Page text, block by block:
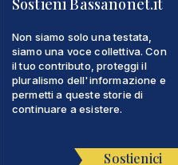
Sostieni Bassanonet.it
Non siamo solo una testata,
siamo una voce collettiva. Con
il tuo contributo, proteggi il
pluralismo dell'informazione e
permetti a queste storie di
continuare a esistere.
Sostienici